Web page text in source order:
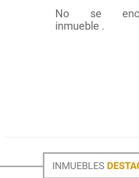
No se
inmueble .
INMUEBLES